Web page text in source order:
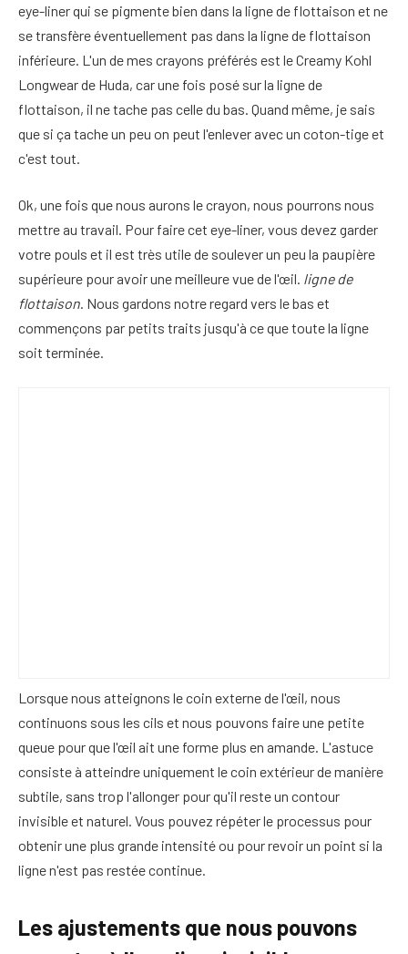
eye-liner qui se pigmente bien dans la ligne de flottaison et ne
se transfère éventuellement pas dans la ligne de flottaison
inférieure. L'un de mes crayons préférés est le Creamy Kohl
Longwear de Huda, car une fois posé sur la ligne de
flottaison, il ne tache pas celle du bas. Quand même, je sais
que si ça tache un peu on peut l'enlever avec un coton-tige et
c'est tout.
Ok, une fois que nous aurons le crayon, nous pourrons nous
mettre au travail. Pour faire cet eye-liner, vous devez garder
votre pouls et il est très utile de soulever un peu la paupière
supérieure pour avoir une meilleure vue de l'œil. ligne de
flottaison. Nous gardons notre regard vers le bas et
commençons par petits traits jusqu'à ce que toute la ligne
soit terminée.
Lorsque nous atteignons le coin externe de l'œil, nous
continuons sous les cils et nous pouvons faire une petite
queue pour que l'œil ait une forme plus en amande. L'astuce
consiste à atteindre uniquement le coin extérieur de manière
subtile, sans trop l'allonger pour qu'il reste un contour
invisible et naturel. Vous pouvez répéter le processus pour
obtenir une plus grande intensité ou pour revoir un point si la
ligne n'est pas restée continue.
Les ajustements que nous pouvons